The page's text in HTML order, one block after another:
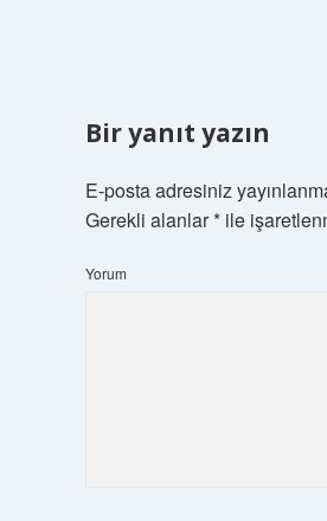
Bir yanıt yazın
E-posta adresiniz
Gerekli alanlar*ile
Yorum